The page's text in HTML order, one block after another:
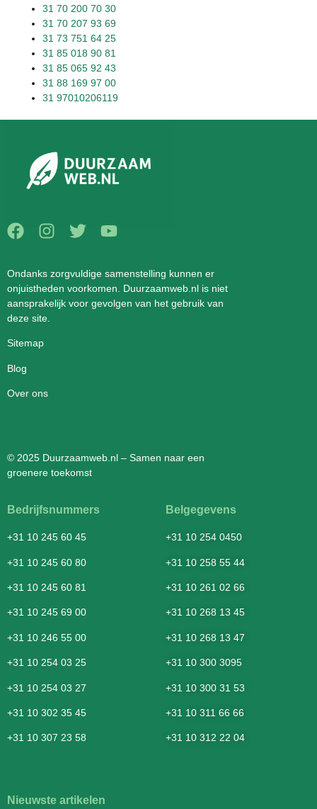
31 70 200 70 30
31 70 207 93 69
31 73 751 64 25
31 85 018 90 81
31 85 065 92 43
31 88 169 97 00
31 97010206119
Ondanks zorgvuldige samenstelling kunnen er
onjuistheden voorkomen. Duurzaamweb.nl is niet
aansprakelijk voor gevolgen van het gebruik van
deze site.
Sitemap
Blog
Over ons
© 2025 Duurzaamweb.nl – Samen naar een
groenere toekomst
Bedrijfsnummers
+31 10 245 60 45
+31 10 245 60 80
+31 10 245 60 81
+31 10 245 69 00
+31 10 246 55 00
+31 10 254 03 25
+31 10 254 03 27
+31 10 302 35 45
+31 10 307 23 58
Belgegevens
+31 10 254 0450
+31 10 258 55 44
+31 10 261 02 66
+31 10 268 13 45
+31 10 268 13 47
+31 10 300 3095
+31 10 300 31 53
+31 10 311 66 66
+31 10 312 22 04
Nieuwste artikelen